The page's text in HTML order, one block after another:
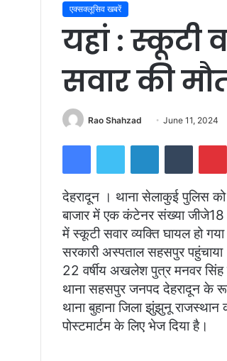
एक्सक्लूसिव खबरें
यहां : स्कूटी
सवार की
Rao Shahzad
SendJune 11, 2024
FacebookTwitter LinkedInTumblr
देहरादून । थाना सेलाकुई पुलिस
बाजार में एक कंटेनर संख्या
में स्कूटी सवार व्यक्ति घायल हो
सरकारी अस्पताल सहसपुर
22 वर्षीय अखलेश पुत्र मनवर सिंह
थाना सहसपुर जनपद देहरादून के
थाना बुहाना जिला झुंझुनू
पोस्टमार्टम के लिए भेज दिया है।